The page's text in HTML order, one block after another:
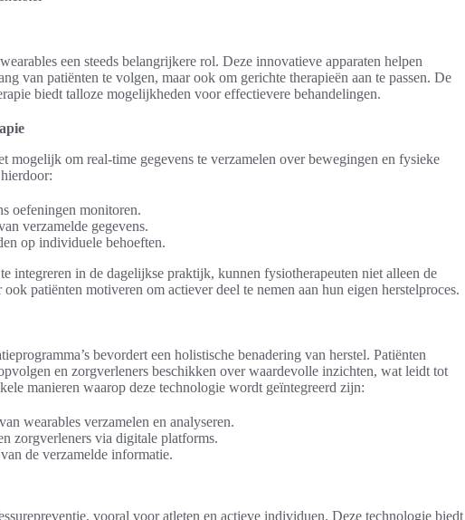
een steeds belangrijkere rol. Deze innovatieve apparaten helpen
van patiënten te volgen, maar ook om gerichte therapieën aan te passen. De
biedt talloze mogelijkheden voor effectievere behandelingen.
mogelijk om real-time gegevens te verzamelen over bewegingen en fysieke
oefeningen monitoren.
verzamelde gegevens.
op individuele behoeften.
te integreren in de dagelijkse praktijk, kunnen fysiotherapeuten niet alleen de
patiënten motiveren om actiever deel te nemen aan hun eigen herstelproces.
bevordert een holistische benadering van herstel. Patiënten
en zorgverleners beschikken over waardevolle inzichten, wat leidt tot
manieren waarop deze technologie wordt geïntegreerd zijn:
wearables verzamelen en analyseren.
zorgverleners via digitale platforms.
de verzamelde informatie.
vooral voor atleten en actieve individuen. Deze technologie biedt